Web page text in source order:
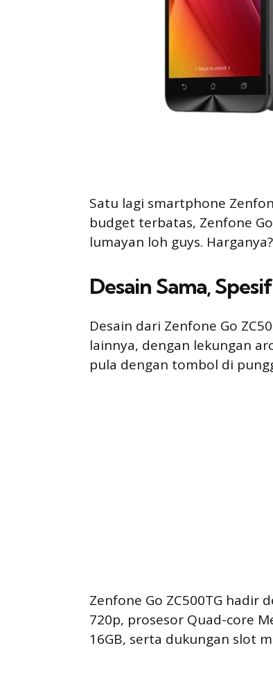
Satu lagi smartphone
budget terbatas, Zenfone
lumayan loh guys. Harganya?
Desain Sama,
Desain dari Zenfone Go
lainnya, dengan lekungan
pula dengan tombol di
Zenfone Go ZC500TG hadir
720p, prosesor Quad-core
16GB, serta dukungan slot